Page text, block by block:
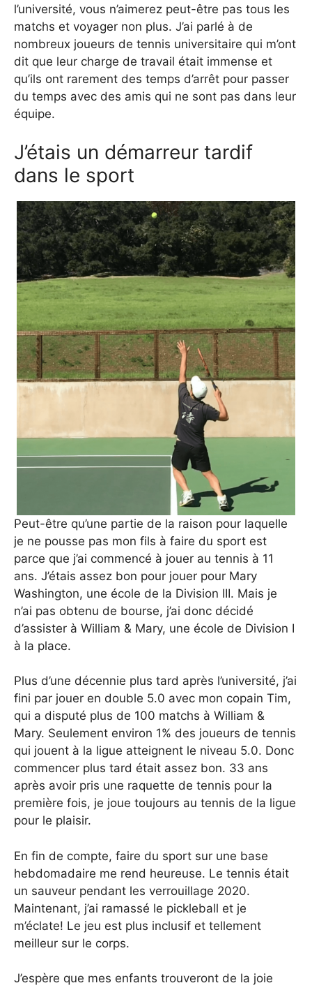
l’université, vous n’aimerez peut-être pas tous les
matchs et voyager non plus. J’ai parlé à de
nombreux joueurs de tennis universitaire qui m’ont
dit que leur charge de travail était immense et
qu’ils ont rarement des temps d’arrêt pour passer
du temps avec des amis qui ne sont pas dans leur
équipe.
J’étais un démarreur tardif
dans le sport
Peut-être qu’une partie de la raison pour laquelle
je ne pousse pas mon fils à faire du sport est
parce que j’ai commencé à jouer au tennis à 11
ans. J’étais assez bon pour jouer pour Mary
Washington, une école de la Division III. Mais je
n’ai pas obtenu de bourse, j’ai donc décidé
d’assister à William & Mary, une école de Division I
à la place.
Plus d’une décennie plus tard après l’université, j’ai
fini par jouer en double 5.0 avec mon copain Tim,
qui a disputé plus de 100 matchs à William &
Mary. Seulement environ 1% des joueurs de tennis
qui jouent à la ligue atteignent le niveau 5.0. Donc
commencer plus tard était assez bon. 33 ans
après avoir pris une raquette de tennis pour la
première fois, je joue toujours au tennis de la ligue
pour le plaisir.
En fin de compte, faire du sport sur une base
hebdomadaire me rend heureuse. Le tennis était
un sauveur pendant les verrouillage 2020.
Maintenant, j’ai ramassé le pickleball et je
m’éclate! Le jeu est plus inclusif et tellement
meilleur sur le corps.
J’espère que mes enfants trouveront de la joie